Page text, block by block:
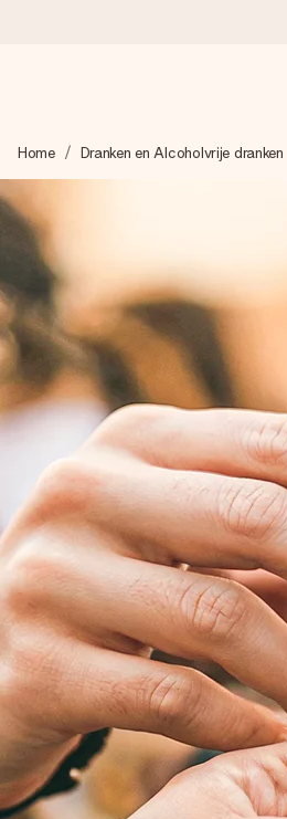
We maken jouw cadeau met
4,8 (gebaseerd op
Onze cadeaus worden
Gratis wenskaartje
Je maakt in een paar stappen
Home Dranken en Alcoholvrije dranken